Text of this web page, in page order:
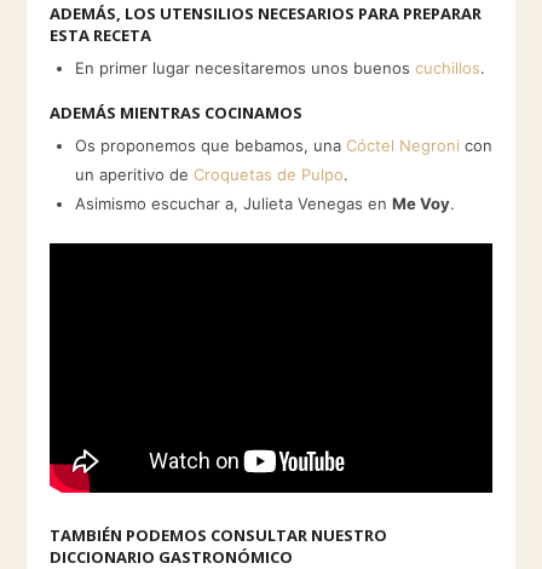
ADEMÁS, LOS UTENSILIOS NECESARIOS PARA PREPARAR
ESTA RECETA
En primer lugar necesitaremos unos buenos cuchillos.
ADEMÁS MIENTRAS COCINAMOS
Os proponemos que bebamos, una Cóctel Negroni con
un aperitivo de Croquetas de Pulpo.
Asimismo escuchar a, Julieta Venegas en Me Voy.
TAMBIÉN PODEMOS CONSULTAR NUESTRO
DICCIONARIO GASTRONÓMICO